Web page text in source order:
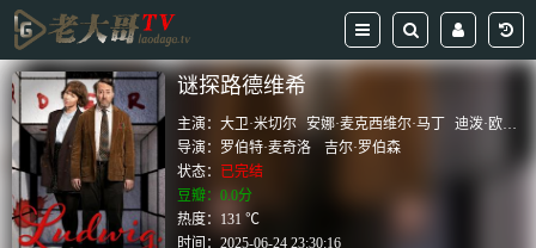
谜探路德维希
主演：大卫·米切尔 安娜·麦克西维尔·马丁 迪泼·欧拉
导演： 罗伯特·麦奇洛
吉尔·罗伯森
状态： 已完结
豆瓣：0.0分
热度：131 ℃
时间：2025-06-24 23:30:16